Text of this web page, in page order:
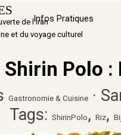
Sauter
▼
Infos Pratiques
de l'Iran
et du voyage culturel
Shirin Polo :
Gastronomie & Cuisine ·
Tags: ShirinPolo , Riz,